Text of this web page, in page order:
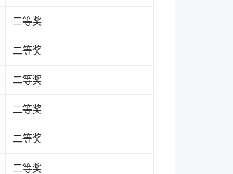
二等奖
二等奖
二等奖
二等奖
二等奖
二等奖